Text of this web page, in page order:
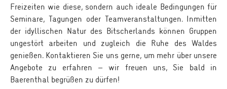
Freizeiten wie diese, sondern auch ideale Bedingungen für
Seminare, Tagungen oder Teamveranstaltungen. Inmitten
der idyllischen Natur des Bitscherlands können Gruppen
ungestört arbeiten und zugleich die Ruhe des Waldes
genießen. Kontaktieren Sie uns gerne, um mehr über unsere
Angebote zu erfahren – wir freuen uns, Sie bald in
Baerenthal begrüßen zu dürfen!